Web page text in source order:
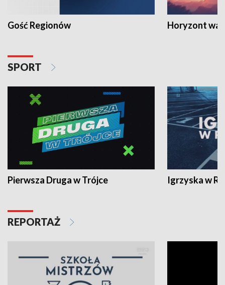
Gość Regionów Horyzont
SPORT
Pierwsza Druga w Trójce Igrzyska w
REPORTAŻ